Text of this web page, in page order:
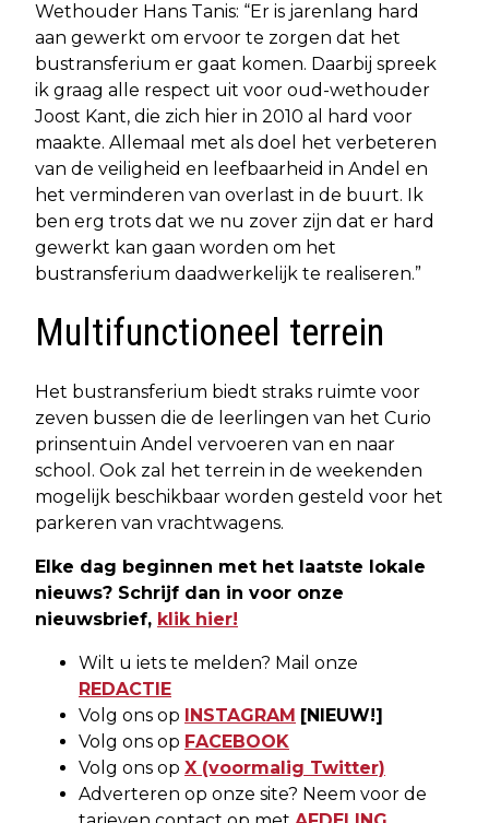
Wethouder Hans Tanis: “Er is jarenlang hard
aan gewerkt om ervoor te zorgen dat het
bustransferium er gaat komen. Daarbij spreek
ik graag alle respect uit voor oud-wethouder
Joost Kant, die zich hier in 2010 al hard voor
maakte. Allemaal met als doel het verbeteren
van de veiligheid en leefbaarheid in Andel en
het verminderen van overlast in de buurt. Ik
ben erg trots dat we nu zover zijn dat er hard
gewerkt kan gaan worden om het
bustransferium daadwerkelijk te realiseren.”
Multifunctioneel terrein
Het bustransferium biedt straks ruimte voor
zeven bussen die de leerlingen van het Curio
prinsentuin Andel vervoeren van en naar
school. Ook zal het terrein in de weekenden
mogelijk beschikbaar worden gesteld voor het
parkeren van vrachtwagens.
Elke dag beginnen met het laatste lokale
nieuws? Schrijf dan in voor onze
nieuwsbrief, klik hier!
Wilt u iets te melden? Mail onze
REDACTIE
Volg ons op
INSTAGRAM [NIEUW!]
Volg ons op FACEBOOK
Volg ons op X (voormalig Twitter)
Adverteren op onze site? Neem voor de